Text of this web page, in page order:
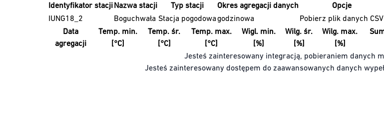
Identyfikator stacjiNazwa stacji Typ stacji Okres agregacji danych
Opcje
IUNG18_2
Boguchwała Stacja pogodowagodzinowa
Pobierz plik danych CSV
Data
agregacji
Temp. min.
[°C]
Temp. śr.
[°C]
Temp. max.
[°C]
Wigl. min.
[%]
Wilg. śr.
[%]
Wilg. max.
[%]
Jesteś zainteresowany integracją, pobieraniem danych
Jesteś zainteresowany dostępem do zaawansowanych danych